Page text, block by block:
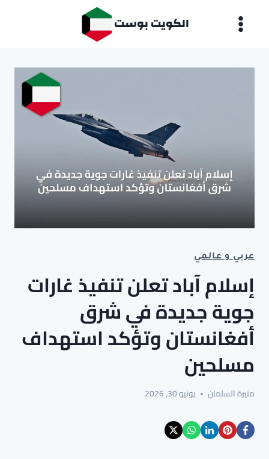
الكويت بوست
عربي و عالمي
إسلام آباد تعلن تنفيذ غارات
جوية جديدة في شرق
أفغانستان وتؤكد استهداف
مسلحين
منيرة السلمان يونيو 30, 2026